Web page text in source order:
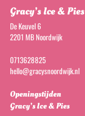
Gracy’s Ice & Pies
De Keuvel 6
2201 MB Noordwijk
0713628825
hello@gracysnoordwijk.nl
Openingstijden
Gracy’s Ice & Pies